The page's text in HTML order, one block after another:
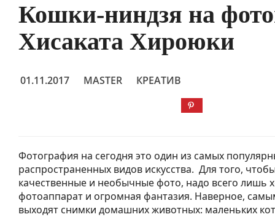
Кошки-ниндзя на
Хисаката Хироюки
01.11.2017 MASTER КРЕАТИВ
Фотография на сегодня это один из самых
распространенных видов искусства. Для того,
качественные и необычные фото, надо всего лишь
фотоаппарат и огромная фантазия. Наверное,
выходят снимки домашних животных: маленьких